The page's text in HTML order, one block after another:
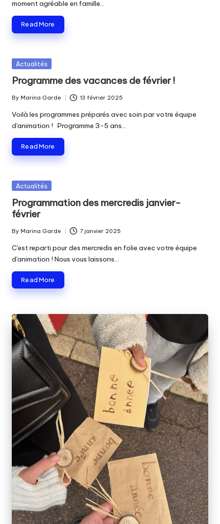
moment agréable en famille…
Read More
Posted
Actualités
Programme des vacances de février !
Posted
by
By Marina Garde 13 février 2025
Voilà les programmes préparés avec soin par votre équipe
d'animation ! Programme 3-5 ans…
Read More
Posted
Actualités
Programmation des mercredis janvier-
février
Posted
by
By Marina Garde 7 janvier 2025
C'est reparti pour des mercredis en folie avec votre équipe
d'animation ! Nous vous laissons…
Read More